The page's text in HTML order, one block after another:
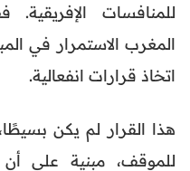
للمنافسات
المغرب الاستمرار في
اتخاذ قرارات انفعالية.
هذا القرار لم يكن
للموقف، مبنية على